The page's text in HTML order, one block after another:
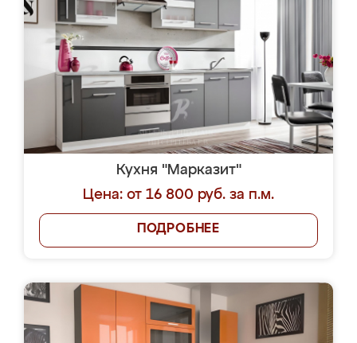
Кухня "Марказит"
Цена: от 16 800 руб. за п.м.
ПОДРОБНЕЕ